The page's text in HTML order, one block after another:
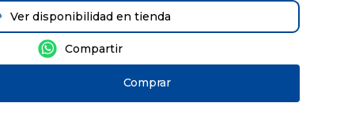
Ver disponibilidad en tienda
Comprar